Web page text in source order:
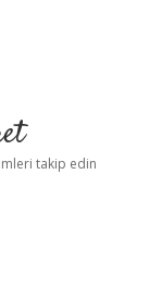
takip edin